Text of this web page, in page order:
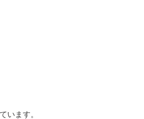
います。